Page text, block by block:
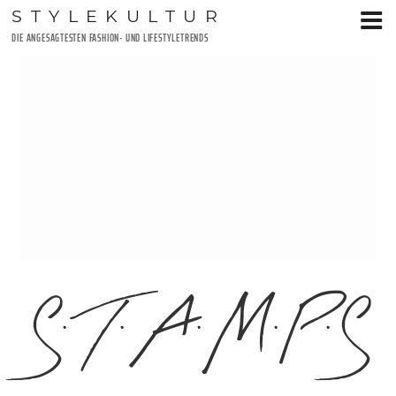
Zum
Inhalt
STYLEKULTUR
DIE ANGESAGTESTEN FASHION- UND LIFESTYLETRENDS
S.T.A.M.P.S